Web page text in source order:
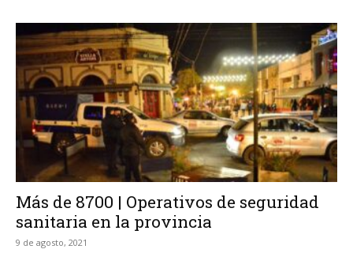
Más de 8700 | Operativos de seguridad
sanitaria en la provincia
9 de agosto, 2021